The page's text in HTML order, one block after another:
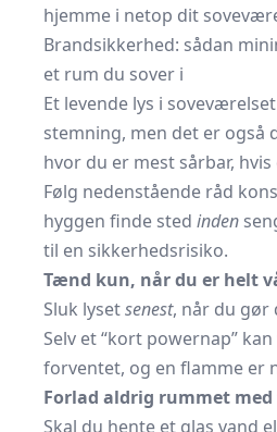
hjemme i netop dit
Brandsikkerhed: sådan
et rum du sover i
Et levende lys i
stemning, men det er også
hvor du er mest sårbar,
Følg nedenstående råd
hyggen finde sted inden
til en sikkerhedsrisiko.
Tænd kun, når du er helt
Sluk lysetsenest, når du gør
Selv et “kort powernap”
forventet, og en flamme er
Forlad aldrig rummet
Skal du hente et glas vand